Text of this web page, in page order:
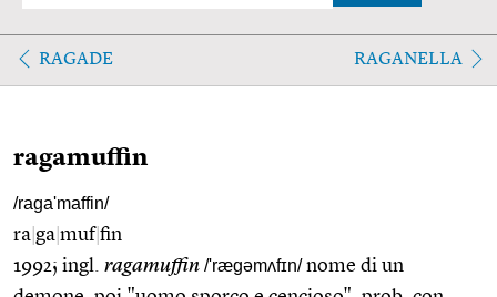
RAGADE RAGANELLA
ragamuffin
/raga'maffin/
ra ga muf|fin
1992; ingl. ragamuffin /'rægəmʌfɪn/nome di un